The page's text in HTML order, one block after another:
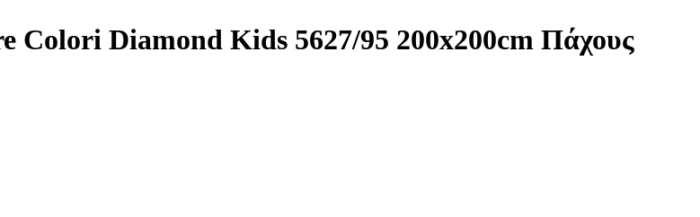
Colori Diamond Kids 5627/95 200x200cm Πάχους